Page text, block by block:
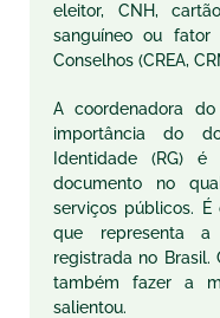
eleitor, CNH,
sanguíneo ou
Conselhos (CREA,
A coordenadora
importância do
Identidade (RG)
documento no
serviços públicos.
que representa
registrada no Brasil.
também fazer a
salientou.